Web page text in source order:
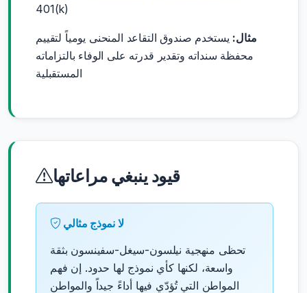
401(k)
مثال: يستخدم صندوق التقاعد المنحنى يومياً لتقييم
محفظة سنداته وتقدير قدرته على الوفاء بالتزاماته
المستقبلية
قيود ينبغي مراعاتها
لا نموذج مثالي
تحظى منهجية نيلسون-سيغل-سفينسون بثقة
واسعة، لكنها كأي نموذج لها حدود. إن فهم
المواطن التي تُؤدّي فيها أداءً جيداً والمواطن